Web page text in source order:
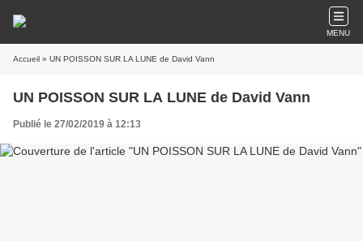
MENU
Accueil » UN POISSON SUR LA LUNE de David Vann
UN POISSON SUR LA LUNE de David Vann
Publié le 27/02/2019 à 12:13